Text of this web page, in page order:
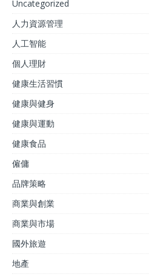
Uncategorized
人力資源管理
人工智能
個人理財
健康生活習慣
健康與健身
健康與運動
健康食品
僱傭
品牌策略
商業與創業
商業與市場
國外旅遊
地產